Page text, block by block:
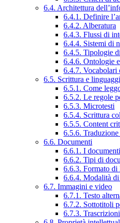
6.4. Architettura
6.4.1. Definire
6.4.2. Alberatura
6.4.3. Flussi di
6.4.4. Sistemi di
6.4.5. Tipologie
6.4.6. Ontologie
6.4.7. Vocabolari
6.5. Scrittura e
6.5.1. Come
6.5.2. Le regole
6.5.3. Microtesti
6.5.4. Scrittura
6.5.5. Content
6.5.6.
6.6. Documenti
6.6.1. I
6.6.2. Tipi di
6.6.3. Formato di
6.6.4. Modalità
6.7. Immagini e video
6.7.1. Testo
6.7.2. Sottotitoli
6.7.3.